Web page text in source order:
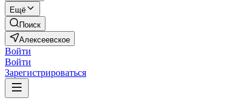
Ещё
Поиск
Алексеевское
Войти
Войти
Зарегистрироваться